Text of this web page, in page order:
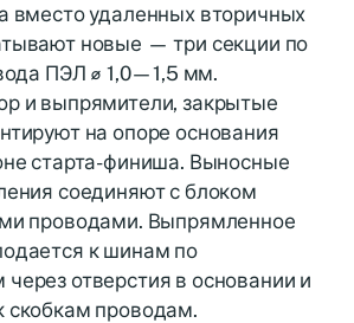
вместо удаленных вторичных
новые — три секции по
ПЭЛ ⌀ 1,0—1,5 мм.
и выпрямители, закрытые
на опоре основания
старта-финиша. Выносные
соединяют с блоком
проводами. Выпрямленное
к шинам по
отверстия в основании и
скобкам проводам.